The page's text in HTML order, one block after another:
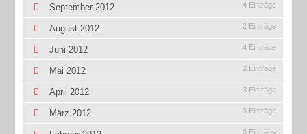
September 2012 4 Einträge
August 2012 2 Einträge
Juni 2012 4 Einträge
Mai 2012 2 Einträge
April 2012 3 Einträge
März 2012 3 Einträge
3 Einträge